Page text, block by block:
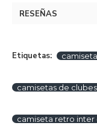
RESEÑAS
Etiquetas:
camisetas de
camiseta retro inter